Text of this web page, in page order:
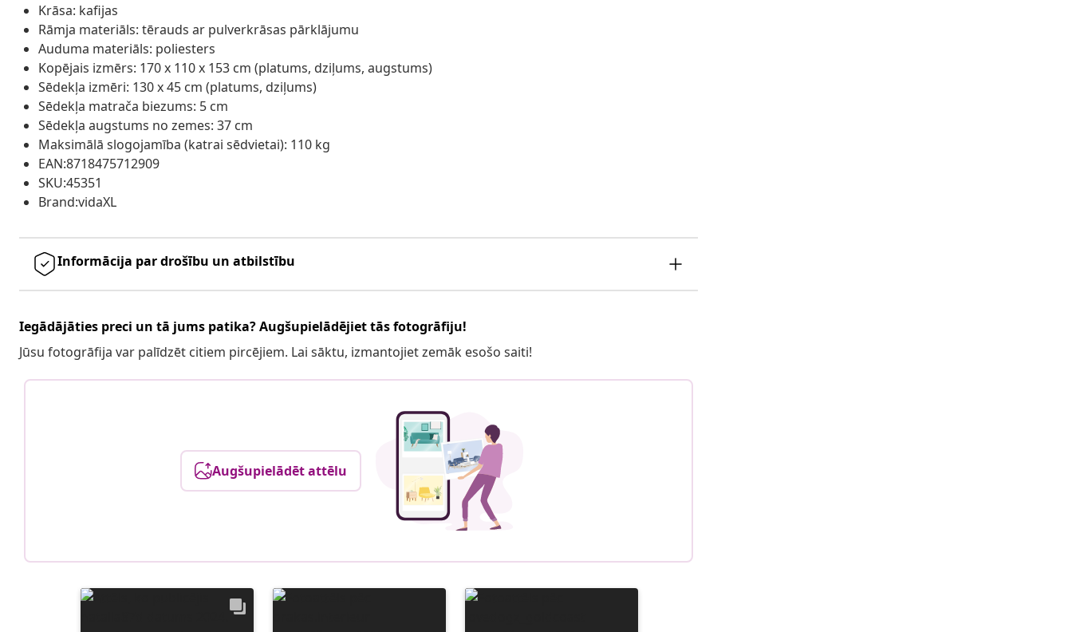
Krāsa: kafijas
Rāmja materiāls: tērauds ar pulverkrāsas pārklājumu
Auduma materiāls: poliesters
Kopējais izmērs: 170 x 110 x 153 cm (platums, dziļums, augstums)
Sēdekļa izmēri: 130 x 45 cm (platums, dziļums)
Sēdekļa matrača biezums: 5 cm
Sēdekļa augstums no zemes: 37 cm
Maksimālā slogojamība (katrai sēdvietai): 110 kg
EAN:8718475712909
SKU:45351
Brand:vidaXL
Informācija par drošību un atbilstību
Iegādājāties preci un tā jums patika? Augšupielādējiet tās fotogrāfiju!
Jūsu fotogrāfija var palīdzēt citiem pircējiem. Lai sāktu, izmantojiet zemāk esošo saiti!
Augšupielādēt attēlu